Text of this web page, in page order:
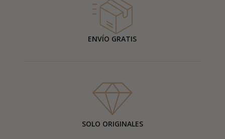
ENVÍO GRATIS
SOLO ORIGINALES